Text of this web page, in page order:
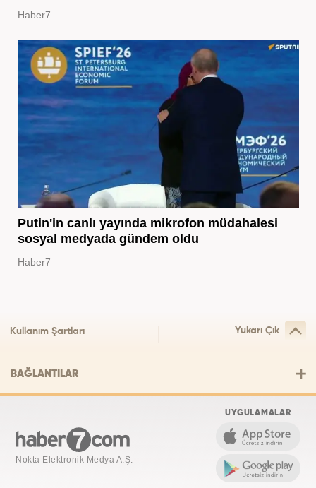
Haber7
Putin'in canlı yayında mikrofon müdahalesi
sosyal medyada gündem oldu
Haber7
Kullanım Şartları Yukarı Çık
BAĞLANTILAR
Nokta Elektronik Medya A.Ş.
UYGULAMALAR